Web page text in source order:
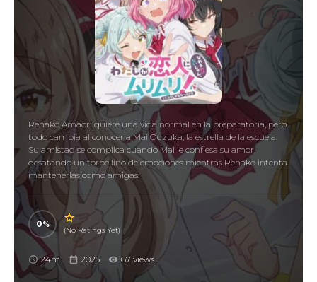
Renako Amaori quiere una vida normal en la preparatoria, pero
todo cambia al conocer a Mai Ouzuka, la estrella de la escuela.
Su amistad se complica cuando Mai le confiesa su amor,
desatando un torbellino de emociones mientras Renako intenta
mantenerlas como amigas.
0
(No Ratings Yet)
24m 2025 67 views